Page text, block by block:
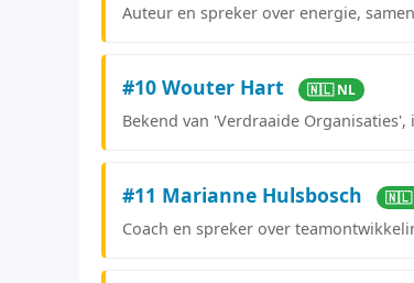
Auteur en spreker over energie,
#10 Wouter Hart 🇳🇱 NL
Bekend van 'Verdraaide
#11 Marianne Hulsbosch 🇳🇱
Coach en spreker over